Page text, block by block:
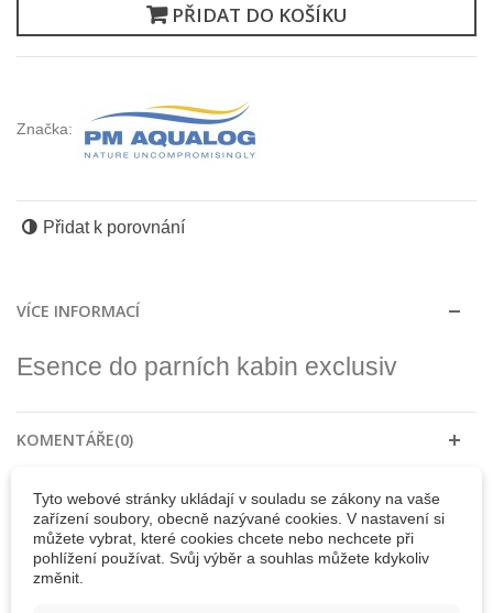
PŘIDAT DO KOŠÍKU
Značka:
Přidat k porovnání
VÍCE INFORMACÍ
Esence do parních kabin exclusiv
KOMENTÁŘE(0)
30 DALŠÍCH PRODUKTŮ VE STEJNÉ KATEGORII:
Tyto webové stránky ukládají v souladu se zákony na vaše
zařízení soubory, obecně nazývané cookies. V nastavení si
můžete vybrat, které cookies chcete nebo nechcete při
pohlížení používat. Svůj výběr a souhlas můžete kdykoliv
změnit.